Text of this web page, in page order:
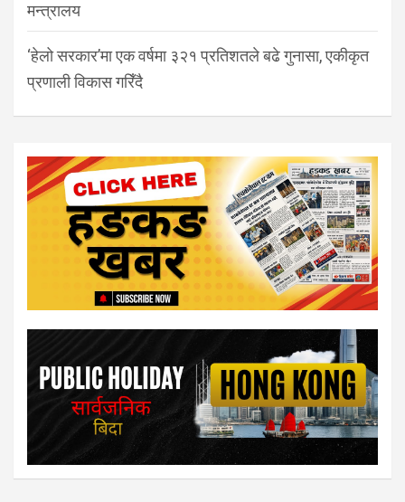
मन्त्रालय
‘हेलो सरकार’मा एक वर्षमा ३२१ प्रतिशतले बढे गुनासा, एकीकृत
प्रणाली विकास गरिँदै